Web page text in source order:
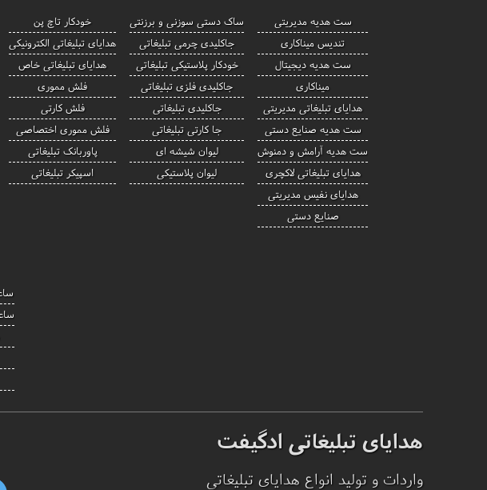
ست هدیه مدیریتی
تندیس میناکاری
ست هدیه دیجیتال
میناکاری
هدایای تبلیغاتی مدیریتی
ست هدیه صنایع دستی
ست هدیه آرامش و دمنوش
هدایای تبلیغاتی لاکچری
هدایای نفیس مدیریتی
صنایع دستی
ساک دستی سوزنی و برزنتی
جاکلیدی چرمی تبلیغاتی
خودکار پلاستیکی تبلیغاتی
جاکلیدی فلزی تبلیغاتی
جاکلیدی تبلیغاتی
جا کارتی تبلیغاتی
لیوان شیشه ای
لیوان پلاستیکی
خودکار تاچ پن
هدایای تبلیغاتی الکترونیکی
هدایای تبلیغاتی خاص
فلش مموری
فلش کارتی
فلش مموری اختصاصی
پاوربانک تبلیغاتی
اسپیکر تبلیغاتی
هدایای تبلیغاتی ادگیفت
واردات و تولید انواع هدایای تبلیغاتی